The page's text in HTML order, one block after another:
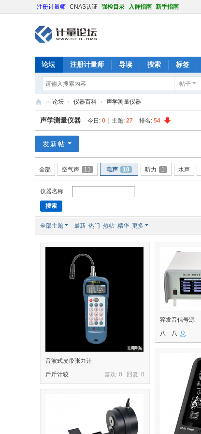
注册计量师 CNAS认证 强检目录 入群指南 新手指南
论坛 注册计量师 导读 搜索 标签
帖子
计
量
坛
» 论坛 › 仪器百科 › 声学测量仪器
声学测量仪器 今日: 0 主题: 27 排名: 54
发新帖
全部 空气声 11 电声 10 听力 1 水声
仪器名称:
搜索
全部主题 最新 热门 热帖 精华 更多
音波式皮带张力计
喜欢: 0 回复: 0
斤斤计较
猝发音信号源
八一八